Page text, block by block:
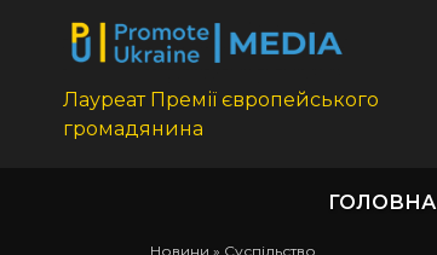
Лауреат Премії європейського
громадянина
ГОЛОВНА
Новини » Суспільство